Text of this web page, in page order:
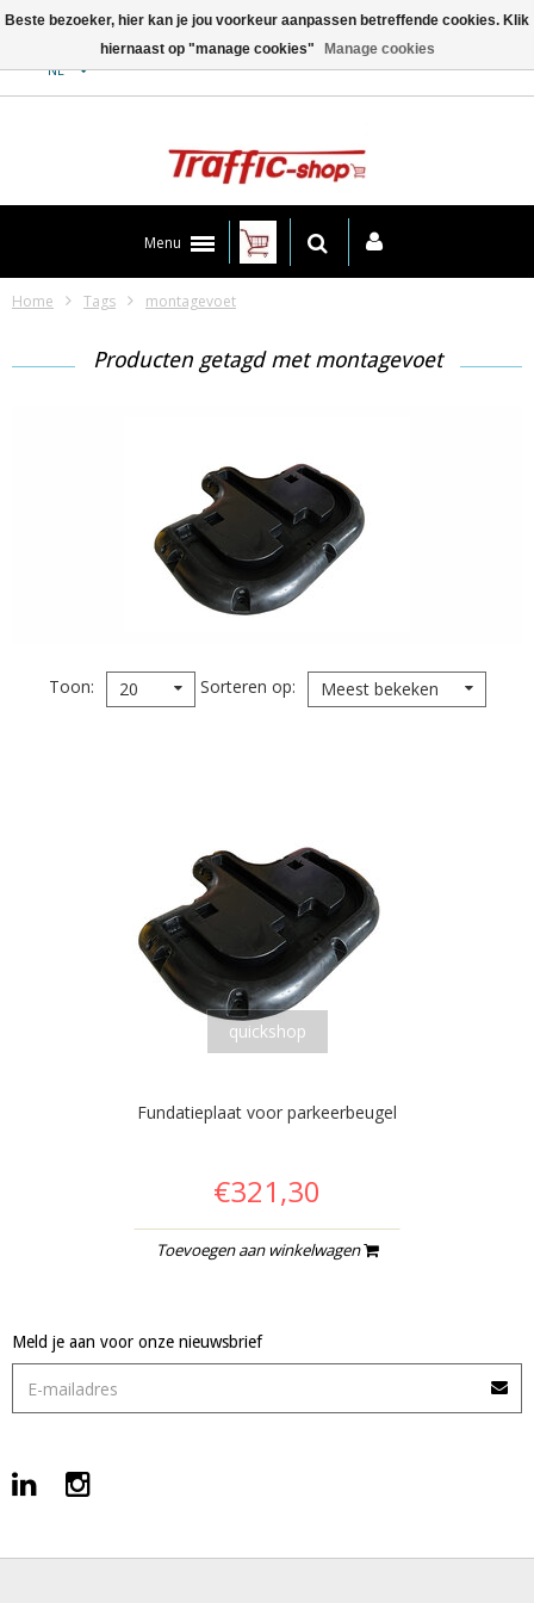
NL
Menu
Home Tags montagevoet
Producten getagd met montagevoet
Toon 20 Sorteren op Meest bekeken
quickshop
Fundatieplaat voor parkeerbeugel
€321,30
Toevoegen aan winkelwagen
Meld je aan voor onze nieuwsbrief
Beste bezoeker, hier kan je jou voorkeur aanpassen betreffende cookies. Klik
hiernaast op "manage cookies"
Manage cookies